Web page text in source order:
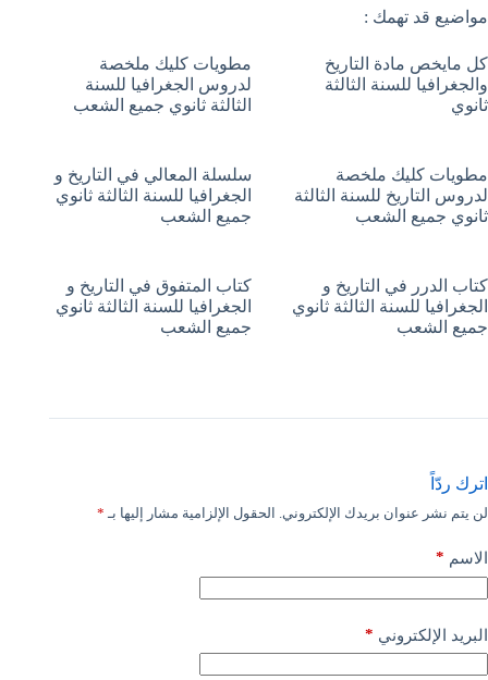
مواضيع قد تهمك :
كل مايخص مادة التاريخ
والجغرافيا للسنة الثالثة
ثانوي
مطويات كليك ملخصة
لدروس الجغرافيا للسنة
الثالثة ثانوي جميع الشعب
مطويات كليك ملخصة
لدروس التاريخ للسنة الثالثة
ثانوي جميع الشعب
سلسلة المعالي في التاريخ و
الجغرافيا للسنة الثالثة ثانوي
جميع الشعب
كتاب الدرر في التاريخ و
الجغرافيا للسنة الثالثة ثانوي
جميع الشعب
كتاب المتفوق في التاريخ و
الجغرافيا للسنة الثالثة ثانوي
جميع الشعب
اترك ردّاً
لن يتم نشر عنوان بريدك الإلكتروني. الحقول الإلزامية مشار إليها بـ *
الاسم *
البريد الإلكتروني *